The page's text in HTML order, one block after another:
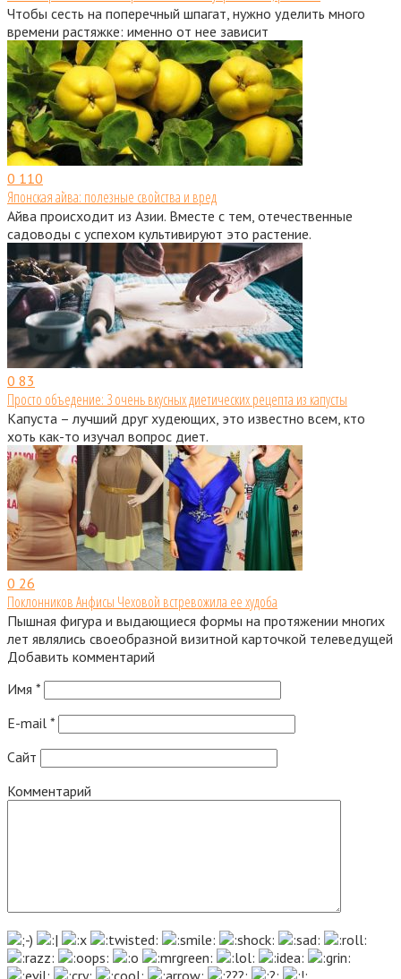
Чтобы сесть на поперечный шпагат, нужно уделить много
времени растяжке: именно от нее зависит
0 110
Японская айва: полезные свойства и вред
Айва происходит из Азии. Вместе с тем, отечественные
садоводы с успехом культивируют это растение.
0 83
Просто объедение: 3 очень вкусных диетических рецепта из капусты
Капуста – лучший друг худеющих, это известно всем, кто
хоть как-то изучал вопрос диет.
0 26
Поклонников Анфисы Чеховой встревожила ее худоба
Пышная фигура и выдающиеся формы на протяжении многих
лет являлись своеобразной визитной карточкой телеведущей
Добавить комментарий
Имя *
E-mail *
Сайт
Комментарий